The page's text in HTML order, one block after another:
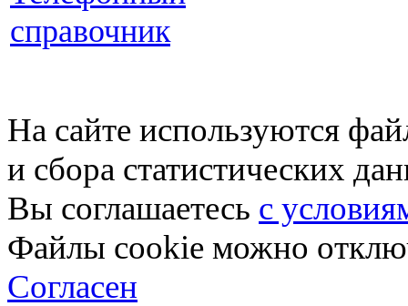
справочник
На сайте используются
и сбора статистических
Вы соглашаетесь с
Файлы cookie можно
Согласен